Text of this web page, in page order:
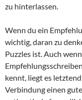
zu hinterlassen.
Wenn du ein
wichtig, daran zu
Puzzles ist. Auch
kennt, liegt es
Verbindung einen